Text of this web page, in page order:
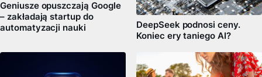
Geniusze opuszczają Google
– zakładają startup do
automatyzacji nauki
DeepSeek podnosi ceny.
Koniec ery taniego AI?